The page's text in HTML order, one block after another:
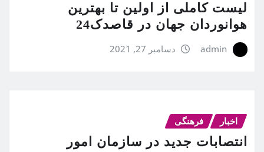
لیست کاملی از اولین تا بهترین
هوانوردان جهان در قاصدک24
admin دسامبر 27, 2021
اخبار فرهنگی
انتصابات جدید در سازمان امور